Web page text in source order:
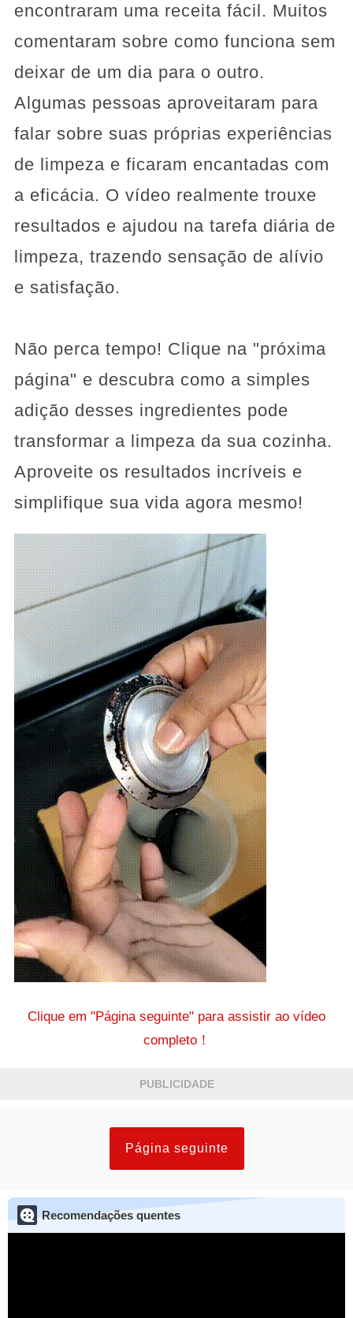
encontraram uma receita fácil. Muitos
comentaram sobre como funciona sem
deixar de um dia para o outro.
Algumas pessoas aproveitaram para
falar sobre suas próprias experiências
de limpeza e ficaram encantadas com
a eficácia. O vídeo realmente trouxe
resultados e ajudou na tarefa diária de
limpeza, trazendo sensação de alívio
e satisfação.
Não perca tempo! Clique na "próxima
página" e descubra como a simples
adição desses ingredientes pode
transformar a limpeza da sua cozinha.
Aproveite os resultados incríveis e
simplifique sua vida agora mesmo!
Clique em "Página seguinte" para assistir ao vídeo
completo！
PUBLICIDADE
Página seguinte
Recomendações quentes